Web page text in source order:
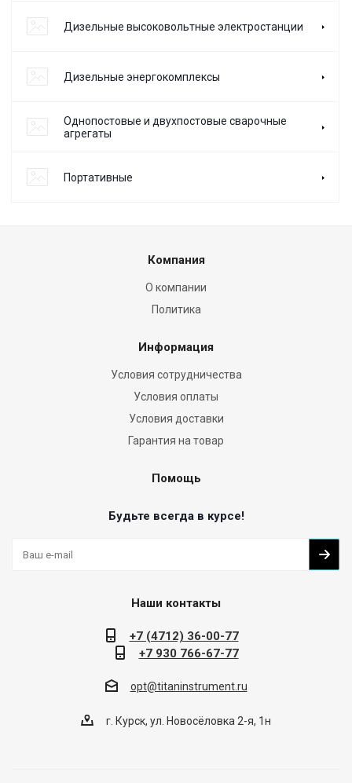
Дизельные высоковольтные электростанции
Дизельные энергокомплексы
Однопостовые и двухпостовые сварочные
агрегаты
Портативные
Компания
О компании
Политика
Информация
Условия сотрудничества
Условия оплаты
Условия доставки
Гарантия на товар
Помощь
Будьте всегда в курсе!
Наши контакты
+7 (4712) 36-00-77
+7 930 766-67-77
opt@titaninstrument.ru
г. Курск, ул. Новосёловка 2-я, 1н